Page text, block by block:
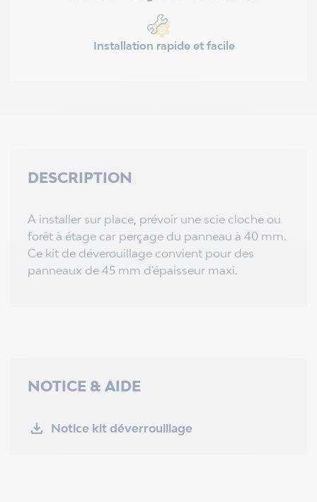
Installation rapide et facile
DESCRIPTION
A installer sur place, prévoir une scie cloche ou
forêt à étage car perçage du panneau à 40 mm.
Ce kit de déverouillage convient pour des
panneaux de 45 mm d'épaisseur maxi.
NOTICE & AIDE
Notice kit déverrouillage